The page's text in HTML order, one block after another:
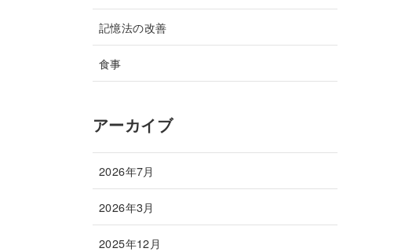
記憶法の改善
食事
アーカイブ
2026年7月
2026年3月
2025年12月